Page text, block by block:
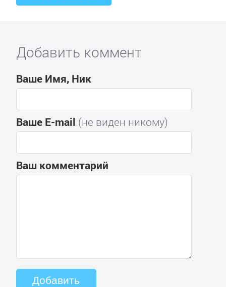
Добавить коммент
Ваше Имя, Ник
Ваше E-mail (не виден никому)
Ваш комментарий